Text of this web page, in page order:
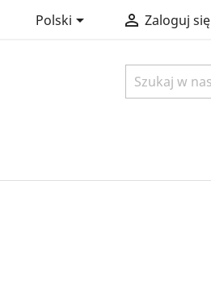
Polski  Zaloguj się